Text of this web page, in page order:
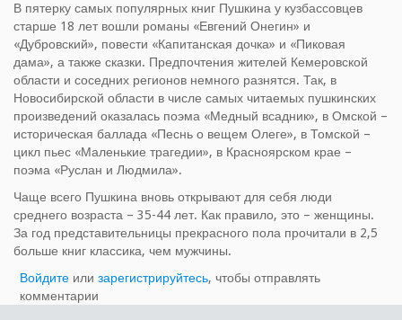
В пятерку самых популярных книг Пушкина у кузбассовцев
старше 18 лет вошли романы «Евгений Онегин» и
«Дубровский», повести «Капитанская дочка» и «Пиковая
дама», а также сказки. Предпочтения жителей Кемеровской
области и соседних регионов немного разнятся. Так, в
Новосибирской области в числе самых читаемых пушкинских
произведений оказалась поэма «Медный всадник», в Омской –
историческая баллада «Песнь о вещем Олеге», в Томской –
цикл пьес «Маленькие трагедии», в Красноярском крае –
поэма «Руслан и Людмила».
Чаще всего Пушкина вновь открывают для себя люди
среднего возраста – 35-44 лет. Как правило, это – женщины.
За год представительницы прекрасного пола прочитали в 2,5
больше книг классика, чем мужчины.
Войдите или зарегистрируйтесь, чтобы отправлять
комментарии